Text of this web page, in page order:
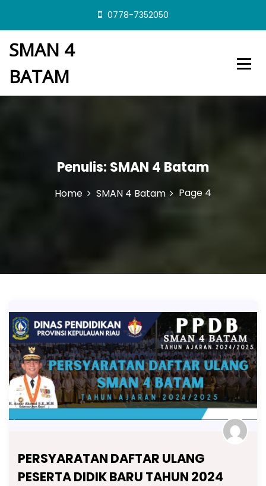
i
o
0778-7352050
SMAN 4
BATAM
Penulis: SMAN 4 Batam
Home SMAN 4 Batam Page 4
PERSYARATAN DAFTAR ULANG
PESERTA DIDIK BARU TAHUN 2024